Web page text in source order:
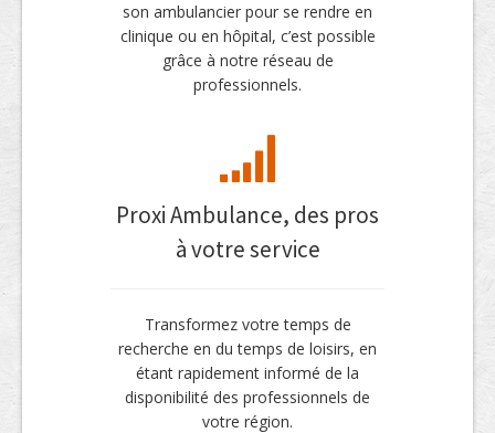
son ambulancier pour se rendre en
clinique ou en hôpital, c’est possible
grâce à notre réseau de
professionnels.
Proxi Ambulance, des pros
à votre service
Transformez votre temps de
recherche en du temps de loisirs, en
étant rapidement informé de la
disponibilité des professionnels de
votre région.